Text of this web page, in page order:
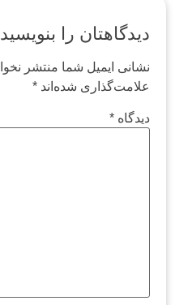
دیدگاهتان را بنویسید
نشانی ایمیل شما منتشر
علامت‌گذاری شده‌اند *
دیدگاه *